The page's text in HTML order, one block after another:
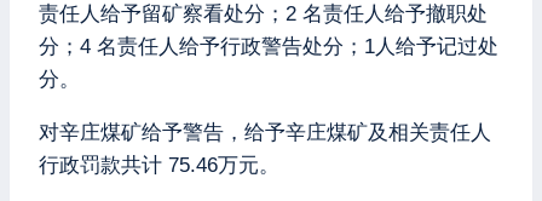
责任人给予留矿察看处分；2 名责任人给予撤职处
分；4 名责任人给予行政警告处分；1人给予记过处
分。
对辛庄煤矿给予警告，给予辛庄煤矿及相关责任人
行政罚款共计 75.46万元。